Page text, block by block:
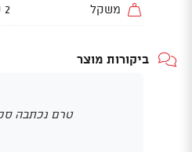
משקל 2 קג
ביקורות מוצר
טרם נכתבה